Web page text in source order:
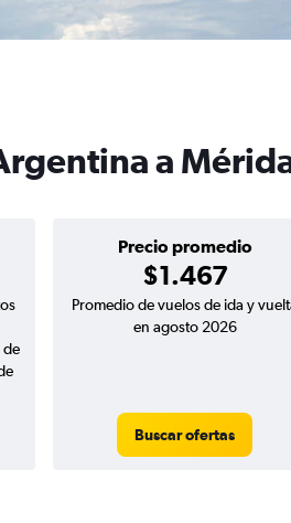
a
Precio promedio
$1.467
de
Promedio de vuelos de ida y
en agosto 2026
Buscar ofertas